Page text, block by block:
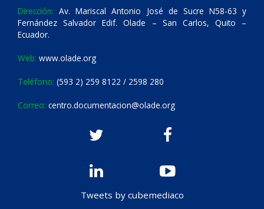
Dirección: Av. Mariscal Antonio José de Sucre N58-63 y
Fernández Salvador Edif. Olade – San Carlos, Quito –
Ecuador.
Web: www.olade.org
Teléfono: (593 2) 259 8122 / 2598 280
Correo: centro.documentacion@olade.org
Tweets by cubemediaco